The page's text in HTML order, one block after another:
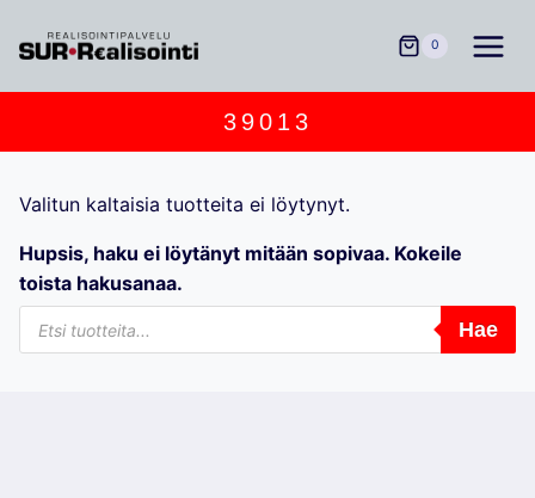
sisältöön
0
39013
Valitun kaltaisia tuotteita ei löytynyt.
Hupsis, haku ei löytänyt mitään sopivaa. Kokeile
toista hakusanaa.
Products
search
Hae